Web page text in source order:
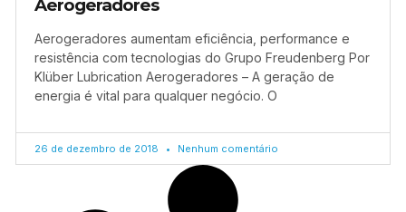
Aerogeradores
Aerogeradores aumentam eficiência, performance e
resistência com tecnologias do Grupo Freudenberg Por
Klüber Lubrication Aerogeradores – A geração de
energia é vital para qualquer negócio. O
26 de dezembro de 2018 Nenhum comentário